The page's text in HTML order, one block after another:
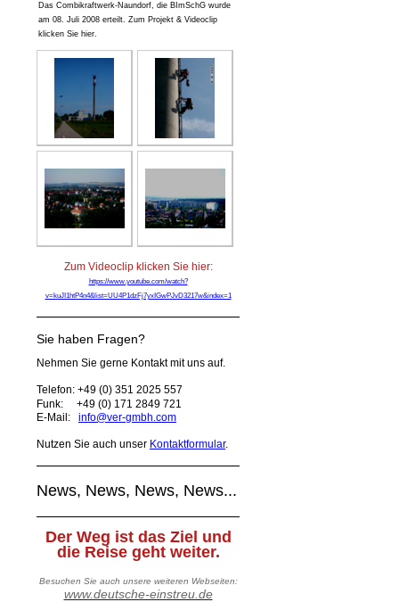
Das Combikraftwerk-Naundorf, die BImSchG wurde
am 08. Juli 2008 erteilt. Zum Projekt & Videoclip
klicken Sie hier.
Zum Videoclip klicken Sie hier:
https://www.youtube.com/watch?
v=kuJI1htP4n4&list=UU4P1dzFj7yxIGwPJvD3217w&index=1
Sie haben Fragen?
Nehmen Sie gerne Kontakt mit uns auf.
Telefon: +49 (0) 351 2025 557
Funk:
+49 (0) 171 2849 721
E-Mail: info@ver-gmbh.com
Nutzen Sie auch unser Kontaktformular.
News, News, News, News...
Der Weg ist das Ziel und
die Reise geht weiter.
Besuchen Sie auch unsere weiteren Webseiten:
www.deutsche-einstreu.de